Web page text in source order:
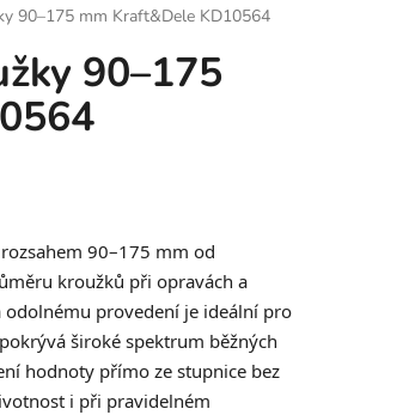
90–175 mm Kraft&Dele KD10564
90–175
90–175 mm od
kroužků při opravách a
provedení je ideální pro
široké spektrum běžných
hodnoty přímo ze stupnice bez
i při pravidelném